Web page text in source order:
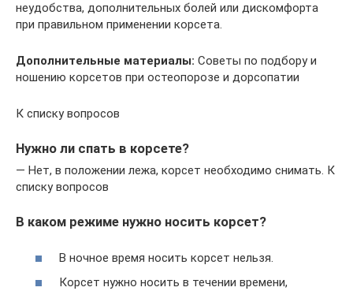
неудобства, дополнительных болей или дискомфорта
при правильном применении корсета.
Дополнительные материалы: Советы по подбору и
ношению корсетов при остеопорозе и дорсопатии
К списку вопросов
Нужно ли спать в корсете?
— Нет, в положении лежа, корсет необходимо снимать. К
списку вопросов
В каком режиме нужно носить корсет?
В ночное время носить корсет нельзя.
Корсет нужно носить в течении времени,